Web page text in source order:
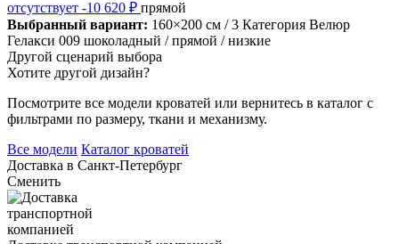
отсутствует -10 620 ₽ прямой
Выбранный вариант: 160×200 см / 3 Категория Велюр
Гелакси 009 шоколадный / прямой / низкие
Другой сценарий выбора
Хотите другой дизайн?
Посмотрите все модели кроватей или вернитесь в каталог с
фильтрами по размеру, ткани и механизму.
Все модели Каталог кроватей
Доставка в Санкт-Петербург
Сменить